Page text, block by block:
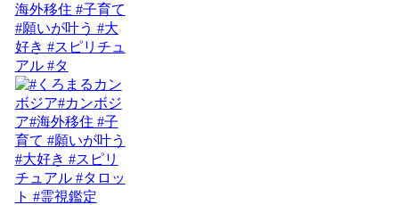
海外移住 #子育て
#願いが叶う #大
好き #スピリチュ
アル #タ